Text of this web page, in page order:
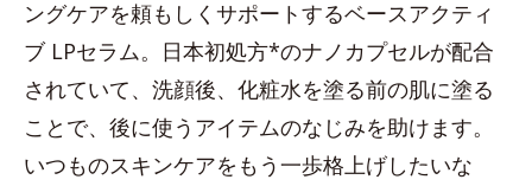
ングケアを頼もしくサポートするベースアクティ
ブ LPセラム。日本初処方*のナノカプセルが配合
されていて、洗顔後、化粧水を塗る前の肌に塗る
ことで、後に使うアイテムのなじみを助けます。
いつものスキンケアをもう一歩格上げしたいな